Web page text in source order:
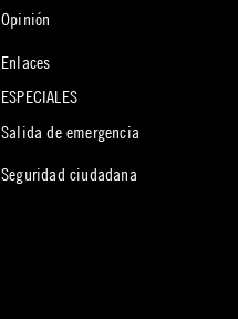
Opinión
Enlaces
ESPECIALES
Salida de emergencia
Seguridad ciudadana